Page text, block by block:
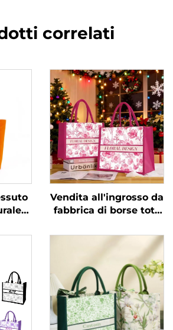
correlati
Vendita all'ingrosso da
fabbrica di borse tote
vintage floreale
personalizzato con
stampa a
trasferimento termico
per shopping e regali